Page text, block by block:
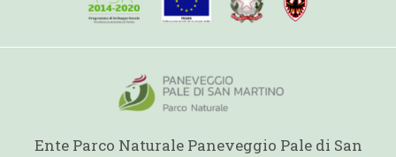
Ente Parco Naturale Paneveggio Pale di San